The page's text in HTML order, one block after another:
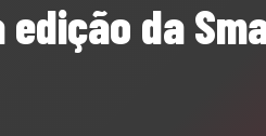
da